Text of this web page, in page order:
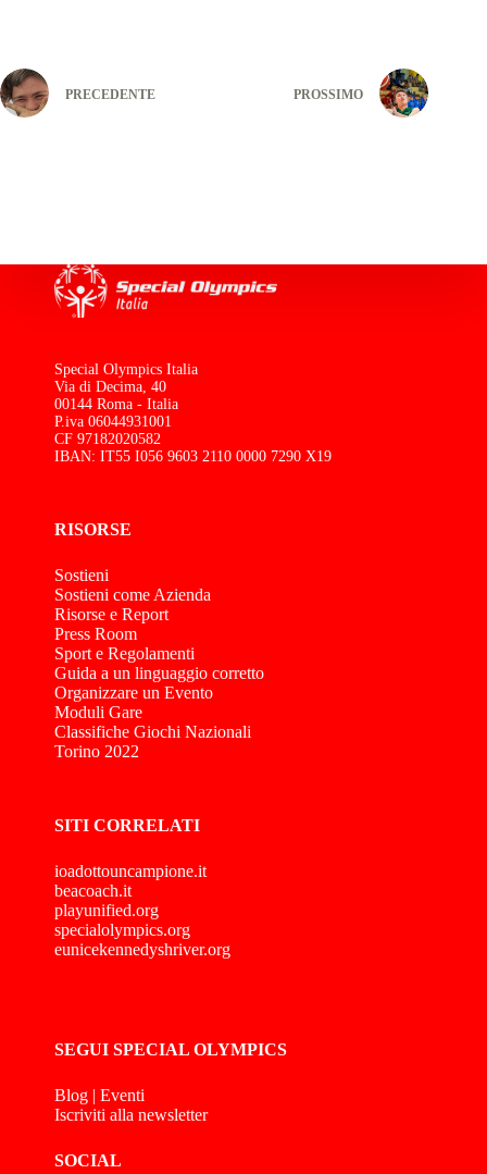
PRECEDENTE PROSSIMO
Special Olympics Italia
Via di Decima, 40
00144 Roma - Italia
P.iva 06044931001
CF 97182020582
IBAN: IT55 I056 9603 2110 0000 7290 X19
RISORSE
Sostieni
Sostieni come Azienda
Risorse e Report
Press Room
Sport e Regolamenti
Guida a un linguaggio corretto
Organizzare un Evento
Moduli Gare
Classifiche Giochi Nazionali
Torino 2022
SITI CORRELATI
ioadottouncampione.it
beacoach.it
playunified.org
specialolympics.org
eunicekennedyshriver.org
SEGUI SPECIAL OLYMPICS
Blog | Eventi
Iscriviti alla newsletter
SOCIAL